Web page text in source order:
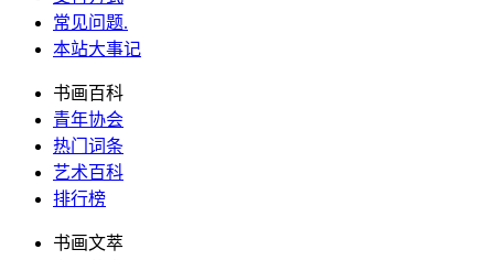
常见问题.
本站大事记
书画百科
青年协会
热门词条
艺术百科
排行榜
书画文萃